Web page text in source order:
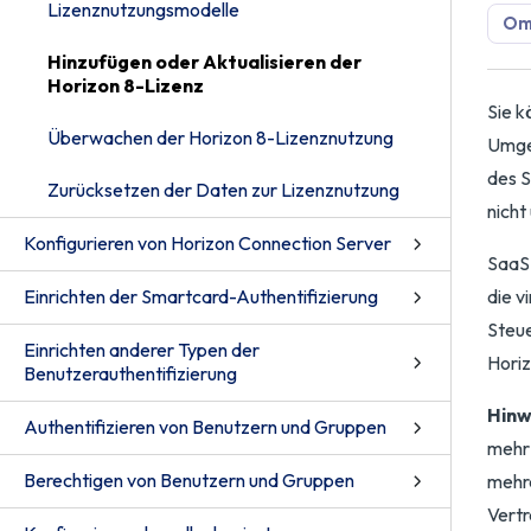
Lizenznutzungsmodelle
Hinzufügen oder Aktualisieren der
Horizon 8-Lizenz
Überwachen der Horizon 8-Lizenznutzung
Zurücksetzen der Daten zur Lizenznutzung
Konfigurieren von Horizon Connection Server
Einrichten der Smartcard-Authentifizierung
Einrichten anderer Typen der
Benutzerauthentifizierung
Authentifizieren von Benutzern und Gruppen
Berechtigen von Benutzern und Gruppen
Sie
des
nicht
die